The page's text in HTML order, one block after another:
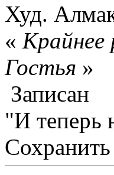
Худ.
« Крайнее
Гостья »
Записан
"И теперь